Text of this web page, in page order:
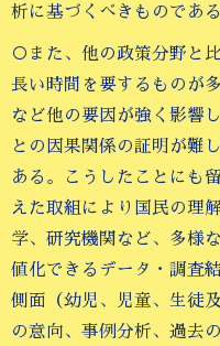
析に基づくべきものであ
○また、他の政策分野と
長い時間を要するものが
など他の要因が強く影響
との因果関係の証明が難
ある。こうしたことにも
えた取組により国民の理
学、研究機関など、多様
値化できるデータ・調査
側面（幼児、児童、生徒
の意向、事例分析、過去